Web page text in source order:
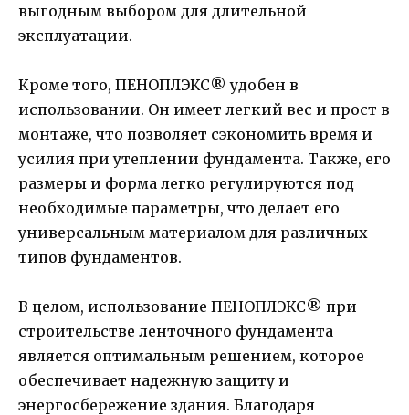
выгодным выбором для длительной
эксплуатации.
Кроме того, ПЕНОПЛЭКС® удобен в
использовании. Он имеет легкий вес и прост в
монтаже, что позволяет сэкономить время и
усилия при утеплении фундамента. Также, его
размеры и форма легко регулируются под
необходимые параметры, что делает его
универсальным материалом для различных
типов фундаментов.
В целом, использование ПЕНОПЛЭКС® при
строительстве ленточного фундамента
является оптимальным решением, которое
обеспечивает надежную защиту и
энергосбережение здания. Благодаря